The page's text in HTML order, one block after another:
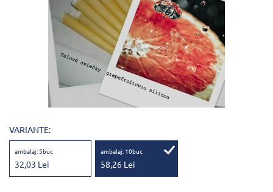
VARIANTE:
ambalaj: 5buc
32,03 Lei
ambalaj: 10buc
58,26 Lei